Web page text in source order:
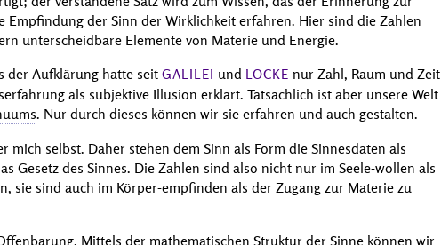
der Sinn der Wirklichkeit erfahren. Hier sind die Zahlen
unterscheidbare Elemente von Materie und Energie.
der Aufklärung hatte seit GALILEI und LOCKE nur Zahl, Raum und Zeit
als subjektive Illusion erklärt. Tatsächlich ist aber unsere Welt
. Nur durch dieses können wir sie erfahren und auch gestalten.
mich selbst. Daher stehen dem Sinn als Form die Sinnesdaten als
Gesetz des Sinnes. Die Zahlen sind also nicht nur im Seele-wollen als
sie sind auch im Körper-empfinden als der Zugang zur Materie zu
Mittels der mathematischen Struktur der Sinne können wir